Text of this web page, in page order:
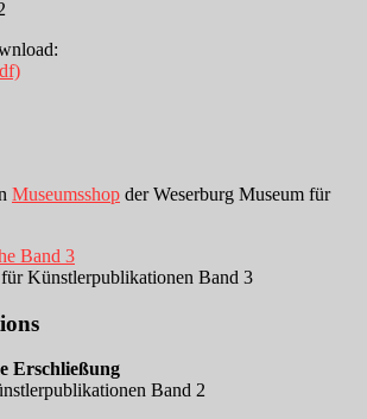
Museumsshop der Weserburg Museum für
Künstlerpublikationen Band 3
Erschließung
Band 2